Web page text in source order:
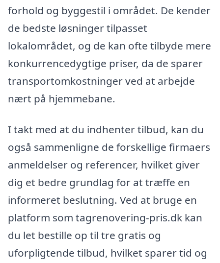
forhold og byggestil i området. De kender
de bedste løsninger tilpasset
lokalområdet, og de kan ofte tilbyde mere
konkurrencedygtige priser, da de sparer
transportomkostninger ved at arbejde
nært på hjemmebane.
I takt med at du indhenter tilbud, kan du
også sammenligne de forskellige firmaers
anmeldelser og referencer, hvilket giver
dig et bedre grundlag for at træffe en
informeret beslutning. Ved at bruge en
platform som tagrenovering-pris.dk kan
du let bestille op til tre gratis og
uforpligtende tilbud, hvilket sparer tid og